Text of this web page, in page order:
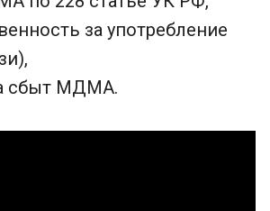
за употребление
сбыт МДМА.